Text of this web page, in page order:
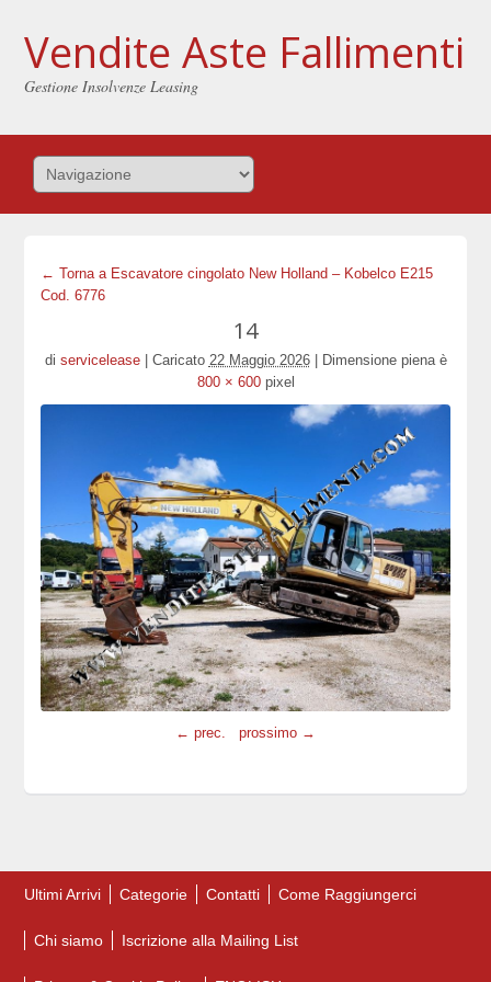
Vendite Aste Fallimenti
Gestione Insolvenze Leasing
← Torna a Escavatore cingolato New Holland – Kobelco E215
Cod. 6776
14
di servicelease Caricato 22 Maggio 2026
Dimensione piena è
800 × 600pixel
← prec. prossimo →
Ultimi Arrivi Categorie Contatti Come Raggiungerci
Chi siamo Iscrizione alla Mailing List